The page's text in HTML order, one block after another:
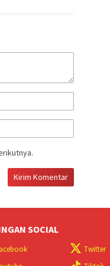
SOCIAL
Twitter